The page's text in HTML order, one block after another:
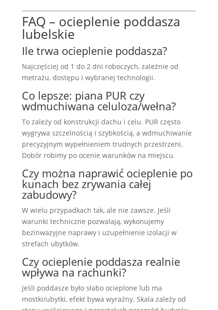
FAQ – ocieplenie poddasza
lubelskie
Ile trwa ocieplenie poddasza?
Najczęściej od 1 do 2 dni roboczych, zależnie od
metrażu, dostępu i wybranej technologii.
Co lepsze: piana PUR czy
wdmuchiwana celuloza/wełna?
To zależy od konstrukcji dachu i celu. PUR często
wygrywa szczelnością i szybkością, a wdmuchiwanie
precyzyjnym wypełnieniem trudnych przestrzeni.
Dobór robimy po ocenie warunków na miejscu.
Czy można naprawić ocieplenie po
kunach bez zrywania całej
zabudowy?
W wielu przypadkach tak, ale nie zawsze. Jeśli
warunki techniczne pozwalają, wykonujemy
bezinwazyjne naprawy i uzupełnienie izolacji w
strefach ubytków.
Czy ocieplenie poddasza realnie
wpływa na rachunki?
Jeśli poddasze było słabo ocieplone lub ma
mostki/ubytki, efekt bywa wyraźny. Skala zależy od